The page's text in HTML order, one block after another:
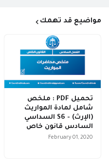
مواضيع قد تهمك
تحميل PDF : ملخص
شامل لمادة المواريث
(الإرث) - S6 السداسي
السادس قانون خاص
February 01, 2020